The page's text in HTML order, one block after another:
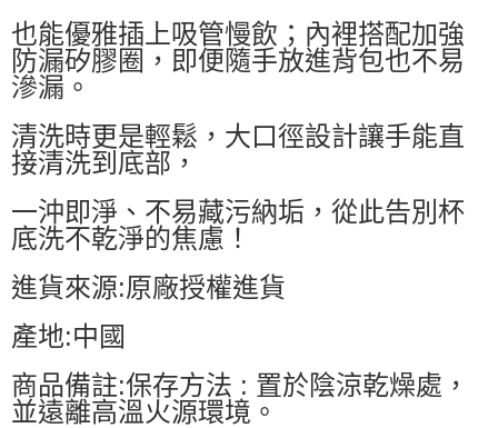
也能優雅插上吸管慢飲；內裡搭配加強
防漏矽膠圈，即便隨手放進背包也不易
滲漏。
清洗時更是輕鬆，大口徑設計讓手能直
接清洗到底部，
一沖即淨、不易藏污納垢，從此告別杯
底洗不乾淨的焦慮！
進貨來源:原廠授權進貨
產地:中國
商品備註:保存方法 : 置於陰涼乾燥處，
並遠離高溫火源環境。